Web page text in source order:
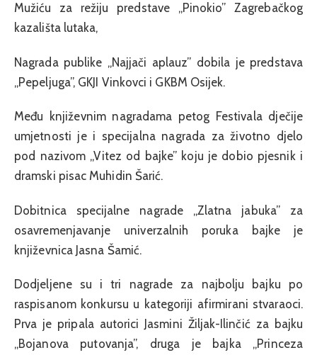
Mužiću za režiju predstave „Pinokio” Zagrebačkog
kazališta lutaka,
Nagrada publike „Najjači aplauz” dobila je predstava
„Pepeljuga”, GKJI Vinkovci i GKBM Osijek.
Među književnim nagradama petog Festivala dječije
umjetnosti je i specijalna nagrada za životno djelo
pod nazivom „Vitez od bajke” koju je dobio pjesnik i
dramski pisac Muhidin Šarić.
Dobitnica specijalne nagrade „Zlatna jabuka” za
osavremenjavanje univerzalnih poruka bajke je
književnica Jasna Šamić.
Dodjeljene su i tri nagrade za najbolju bajku po
raspisanom konkursu u kategoriji afirmirani stvaraoci.
Prva je pripala autorici Jasmini Žiljak-Ilinčić za bajku
„Bojanova putovanja”, druga je bajka „Princeza